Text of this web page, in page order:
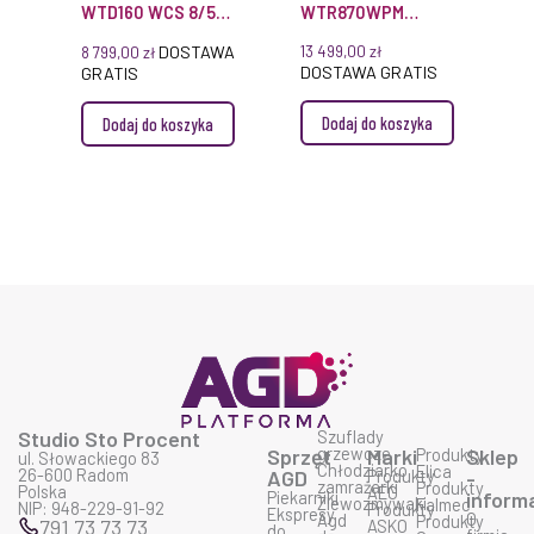
WTD160 WCS 8/5
8 799,00 zł DOSTAWA
GRATIS
Dodaj do koszyka
WTR870WPM
PWASH&TDOS 8/5
KG MIELE
13 499,00 zł
DOSTAWA GRATIS
Dodaj do koszyka
Studio Sto Procent
ul. Słowackiego 83
26-600 Radom
Polska
NIP: 948-229-91-92
791 73 73 73
Sprzęt
AGD
Piekarniki
Ekspresy
Szuflady
grzewcze
Chłodziarko
zamrażarki
Zlewozmywaki
Agd
Marki
Produkty
AEG
Produkty
ASKO
Produkty
Elica
Produkty
Falmec
Produkty
Sklep
-
O